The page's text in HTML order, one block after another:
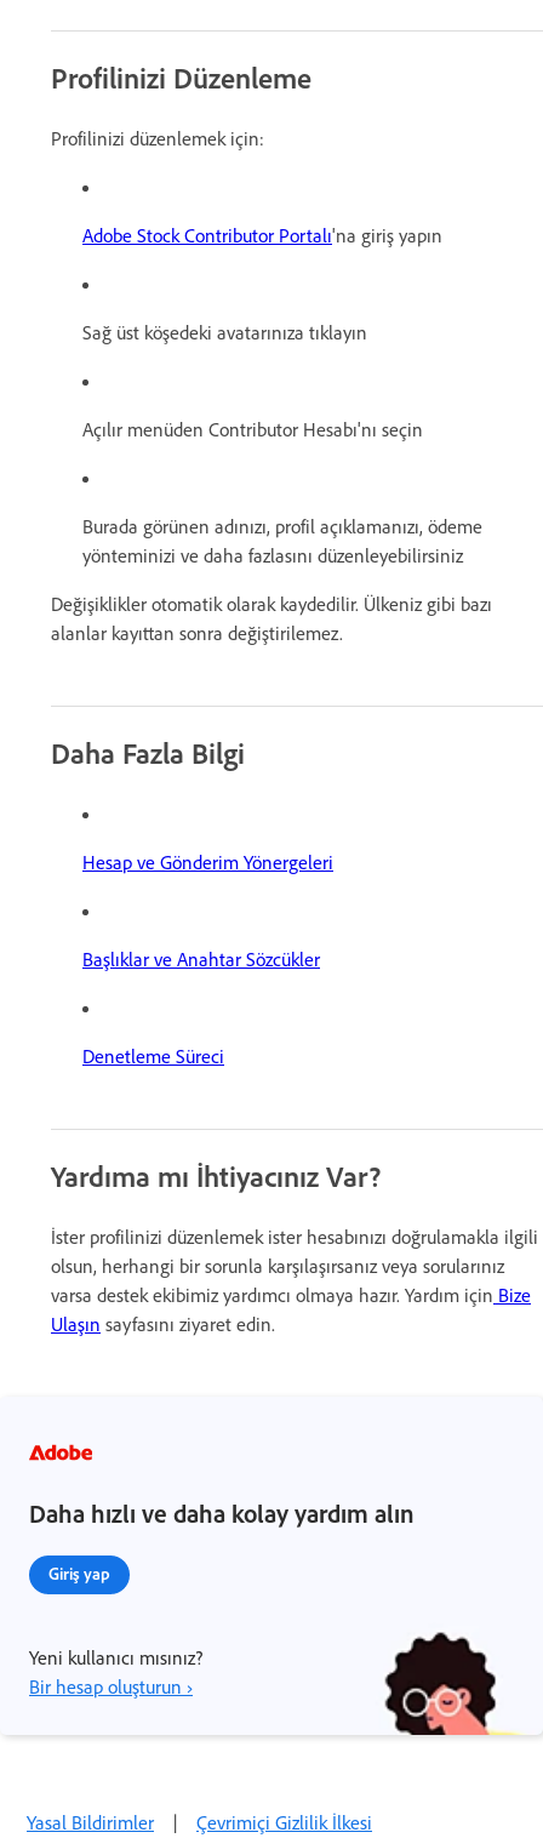
Profilinizi Düzenleme
Profilinizi düzenlemek için:
Adobe Stock Contributor Portalı'na giriş yapın
Sağ üst köşedeki avatarınıza tıklayın
Açılır menüden Contributor Hesabı'nı seçin
Burada görünen adınızı, profil açıklamanızı, ödeme
yönteminizi ve daha fazlasını düzenleyebilirsiniz
Değişiklikler otomatik olarak kaydedilir. Ülkeniz gibi bazı
alanlar kayıttan sonra değiştirilemez.
Daha Fazla Bilgi
Hesap ve Gönderim Yönergeleri
Başlıklar ve Anahtar Sözcükler
Denetleme Süreci
Yardıma mı İhtiyacınız Var?
İster profilinizi düzenlemek ister hesabınızı doğrulamakla ilgili
olsun, herhangi bir sorunla karşılaşırsanız veya sorularınız
varsa destek ekibimiz yardımcı olmaya hazır. Yardım için Bize
Ulaşın sayfasını ziyaret edin.
Daha hızlı ve daha kolay yardım alın
Giriş yap
Yeni kullanıcı mısınız?
Bir hesap oluşturun ›
Yasal Bildirimler | Çevrimiçi Gizlilik İlkesi